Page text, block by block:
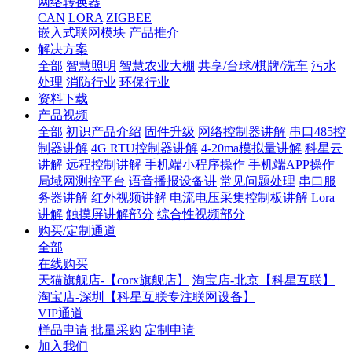
CAN LORA ZIGBEE
嵌入式联网模块 产品推介
解决方案
全部 智慧照明 智慧农业大棚 共享/台球/棋牌/洗车 污水
处理 消防行业 环保行业
资料下载
产品视频
全部 初识产品介绍 固件升级 网络控制器讲解 串口485控
制器讲解 4G RTU控制器讲解 4-20ma模拟量讲解 科星云
讲解 远程控制讲解 手机端小程序操作 手机端APP操作
局域网测控平台 语音播报设备讲 常见问题处理 串口服
务器讲解 红外视频讲解 电流电压采集控制板讲解 Lora
讲解 触摸屏讲解部分 综合性视频部分
购买/定制通道
全部
在线购买
天猫旗舰店-【corx旗舰店】
淘宝店-北京【科星互联】
淘宝店-深圳【科星互联专注联网设备】
VIP通道
样品申请 批量采购 定制申请
加入我们